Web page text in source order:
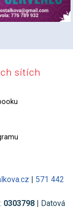
sítích
| 571 442
0303798| Datová